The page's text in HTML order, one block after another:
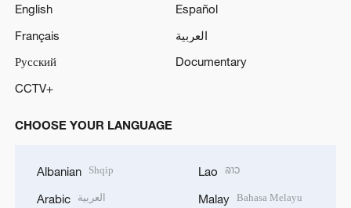
English
Español
Français
العربية
Русский
Documentary
CCTV+
CHOOSE YOUR LANGUAGE
Albanian Shqip
Arabic العربية
Lao ລາວ
Malay Bahasa Melayu